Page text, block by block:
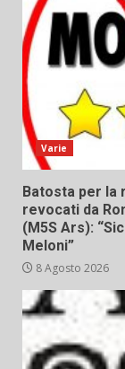
Varie
Batosta per la
revocati da
(M5S Ars):
Meloni”
8 Agosto 2026